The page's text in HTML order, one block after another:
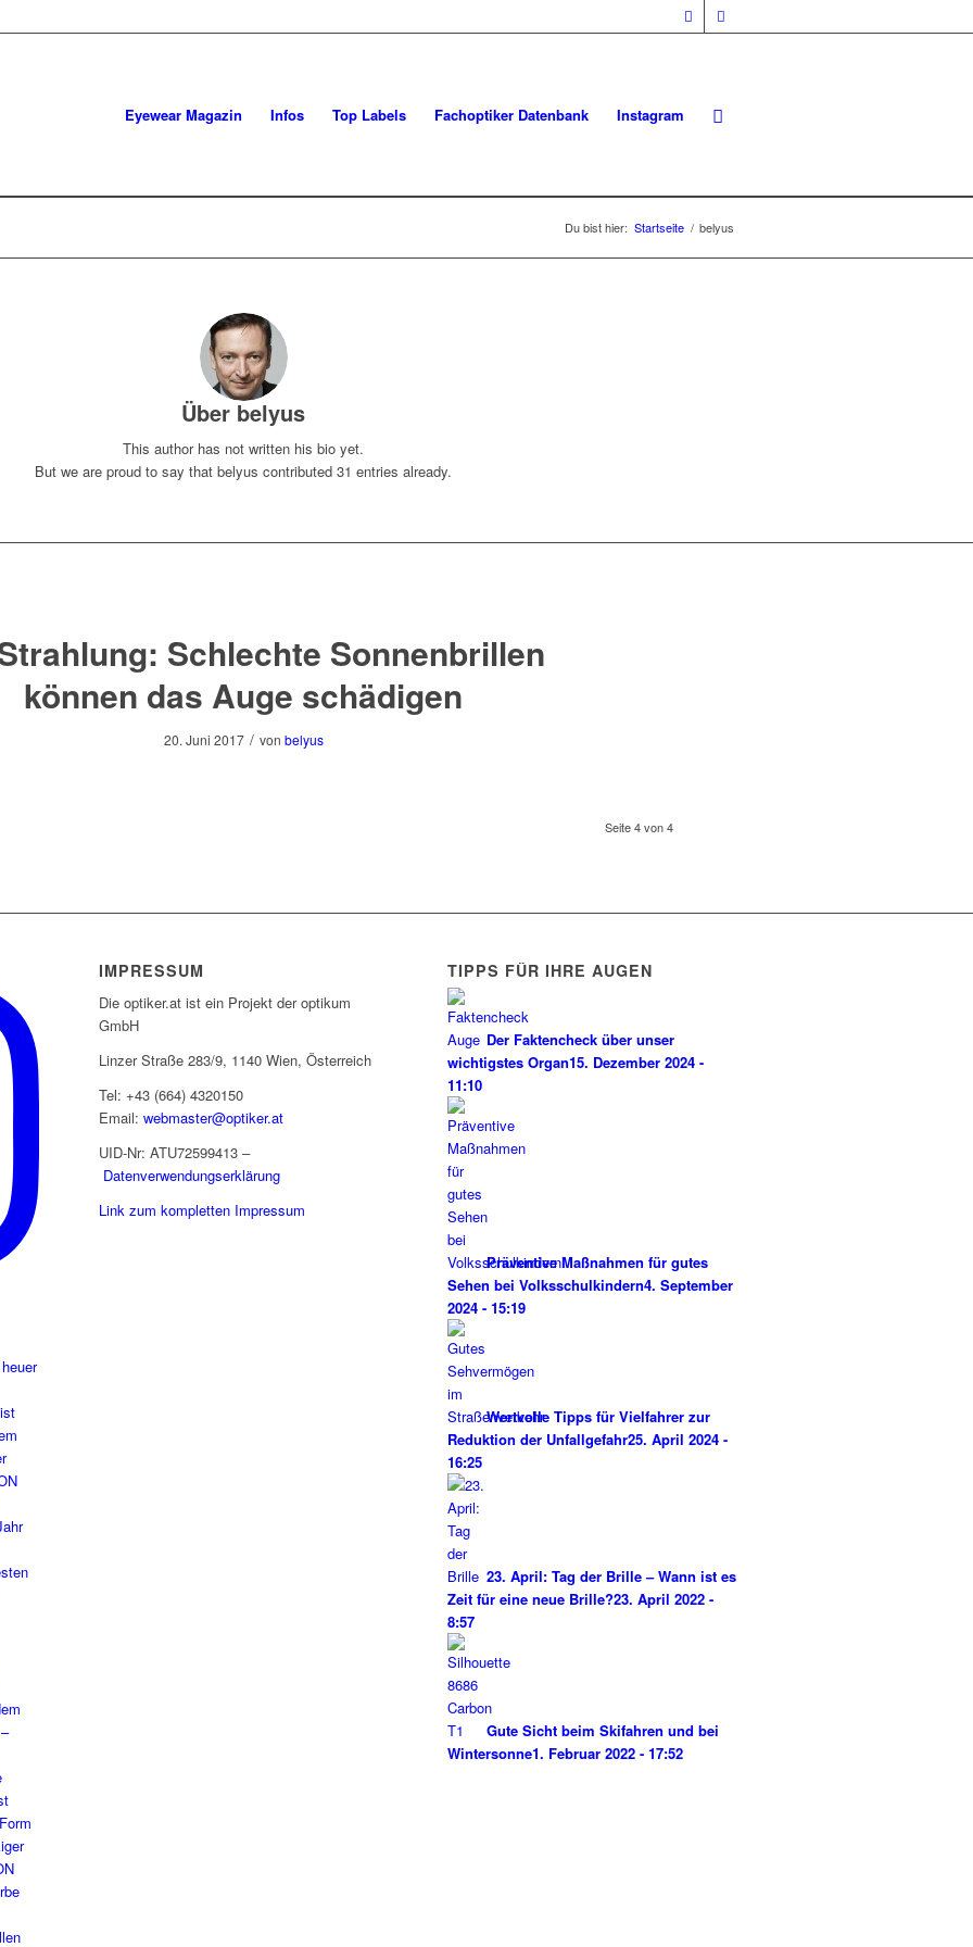
Eyewear Magazin Infos Top Labels Fachoptiker Datenbank Instagram
Du bist hier: Startseite / belyus
Über belyus
This author has not written his bio yet.
But we are proud to say that belyus contributed 31 entries already.
Schlechte Sonnenbrillen
können das Auge schädigen
20. Juni 2017 / von belyus
Seite 4 von 4
IMPRESSUM
Die optiker.at ist ein Projekt der optikum
GmbH
Linzer Straße 283/9, 1140 Wien, Österreich
Tel: +43 (664) 4320150
Email: webmaster@optiker.at
UID-Nr: ATU72599413 –
Datenverwendungserklärung
Link zum kompletten Impressum
TIPPS FÜR IHRE AUGEN
Der Faktencheck über unser
wichtigstes Organ15. Dezember 2024 -
11:10
Präventive Maßnahmen für gutes
Sehen bei Volksschulkindern4. September
2024 - 15:19
Wertvolle Tipps für Vielfahrer zur
Reduktion der Unfallgefahr25. April 2024 -
16:25
23. April: Tag der Brille – Wann ist es
Zeit für eine neue Brille?23. April 2022 -
8:57
Gute Sicht beim Skifahren und bei
Wintersonne1. Februar 2022 - 17:52